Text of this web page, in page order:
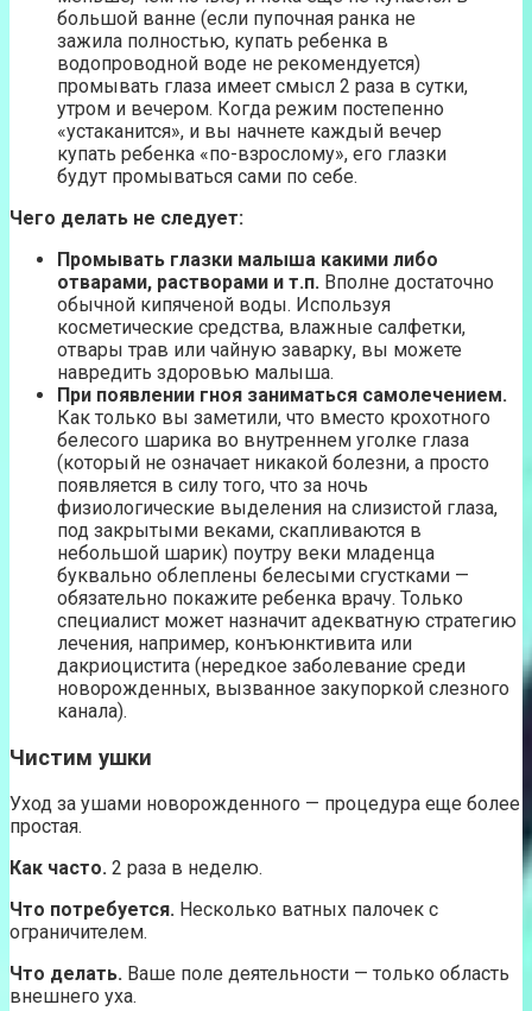
большой ванне (если пупочная ранка не
зажила полностью, купать ребенка в
водопроводной воде не рекомендуется)
промывать глаза имеет смысл 2 раза в сутки,
утром и вечером. Когда режим постепенно
«устаканится», и вы начнете каждый вечер
купать ребенка «по-взрослому», его глазки
будут промываться сами по себе.
Чего делать не следует:
Промывать глазки малыша какими либо
отварами, растворами и т.п. Вполне достаточно
обычной кипяченой воды. Используя
косметические средства, влажные салфетки,
отвары трав или чайную заварку, вы можете
навредить здоровью малыша.
При появлении гноя заниматься самолечением.
Как только вы заметили, что вместо крохотного
белесого шарика во внутреннем уголке глаза
(который не означает никакой болезни, а просто
появляется в силу того, что за ночь
физиологические выделения на слизистой глаза,
под закрытыми веками, скапливаются в
небольшой шарик) поутру веки младенца
буквально облеплены белесыми сгустками —
обязательно покажите ребенка врачу. Только
специалист может назначит адекватную стратегию
лечения, например, конъюнктивита или
дакриоцистита (нередкое заболевание среди
новорожденных, вызванное закупоркой слезного
канала).
Чистим ушки
Уход за ушами новорожденного — процедура еще более
простая.
Как часто. 2 раза в неделю.
Что потребуется. Несколько ватных палочек с
ограничителем.
Что делать. Ваше поле деятельности — только область
внешнего уха.